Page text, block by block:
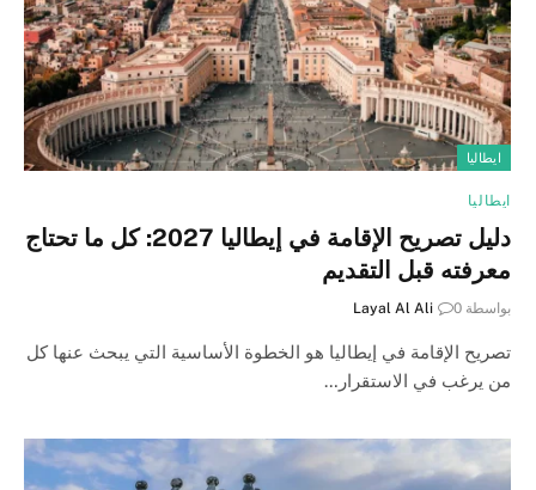
ايطاليا
ايطاليا
دليل تصريح الإقامة في إيطاليا 2027: كل ما تحتاج
معرفته قبل التقديم
بواسطة Layal Al Ali 0
تصريح الإقامة في إيطاليا هو الخطوة الأساسية التي يبحث عنها كل
من يرغب في الاستقرار…